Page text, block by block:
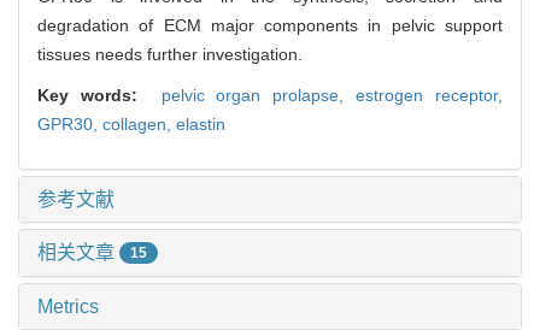
degradation of ECM major components in pelvic support
tissues needs further investigation.
Key words: pelvic organ prolapse,estrogen receptor,
GPR30, collagen, elastin
参考文献
相关文章 15
Metrics